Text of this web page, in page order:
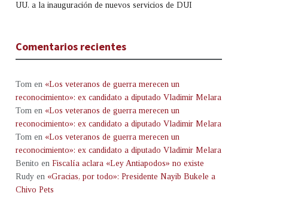
UU. a la inauguración de nuevos servicios de DUI
Comentarios recientes
Tom en «Los veteranos de guerra merecen un
reconocimiento»: ex candidato a diputado Vladimir Melara
Tom en «Los veteranos de guerra merecen un
reconocimiento»: ex candidato a diputado Vladimir Melara
Tom en «Los veteranos de guerra merecen un
reconocimiento»: ex candidato a diputado Vladimir Melara
Benito en Fiscalía aclara «Ley Antiapodos» no existe
Rudy en «Gracias, por todo»: Presidente Nayib Bukele a
Chivo Pets